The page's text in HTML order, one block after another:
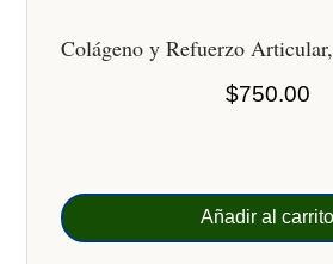
Colágeno y Refuerzo
$750.00
Añadir al carrito